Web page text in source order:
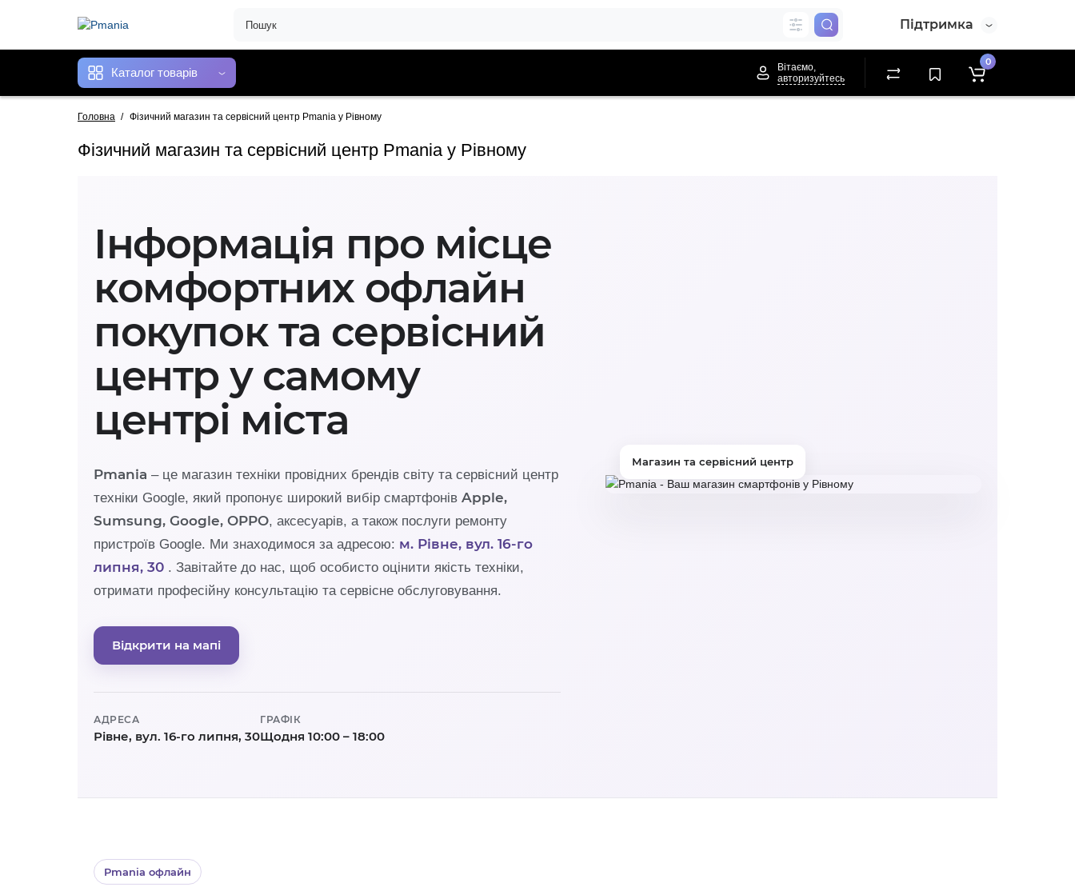
Підтримка
Каталог товарів
Вітаємо,
авторизуйтесь
0
Головна Фізичний магазин та сервісний центр Pmania у Рівному
Фізичний магазин та сервісний центр Pmania у Рівному
Інформація про місце
комфортних офлайн
покупок та сервісний
центр у самому
центрі міста
Pmania – це магазин техніки провідних брендів світу та сервісний центр
техніки Google, який пропонує широкий вибір смартфонів Apple,
Sumsung, Google, OPPO, аксесуарів, а також послуги ремонту
пристроїв Google. Ми знаходимося за адресою: м. Рівне, вул. 16-го
липня, 30 . Завітайте до нас, щоб особисто оцінити якість техніки,
отримати професійну консультацію та сервісне обслуговування.
Відкрити на мапі
АДРЕСА
Рівне, вул. 16-го липня, 30
ГРАФІК
Щодня 10:00 – 18:00
Магазин та сервісний центр
Pmania офлайн